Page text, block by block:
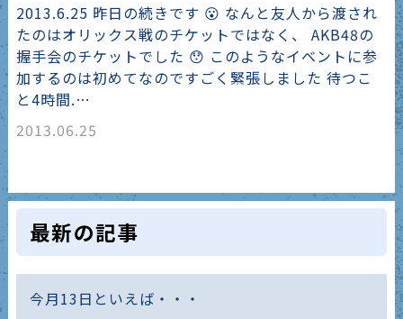
2013.6.25 昨日の続きです 😮 なんと友人から渡され
たのはオリックス戦のチケットではなく、 AKB48の
握手会のチケットでした 😯 このようなイベントに参
加するのは初めてなのですごく緊張しました 待つこ
と4時間.…
2013.06.25
最新の記事
今月13日といえば・・・